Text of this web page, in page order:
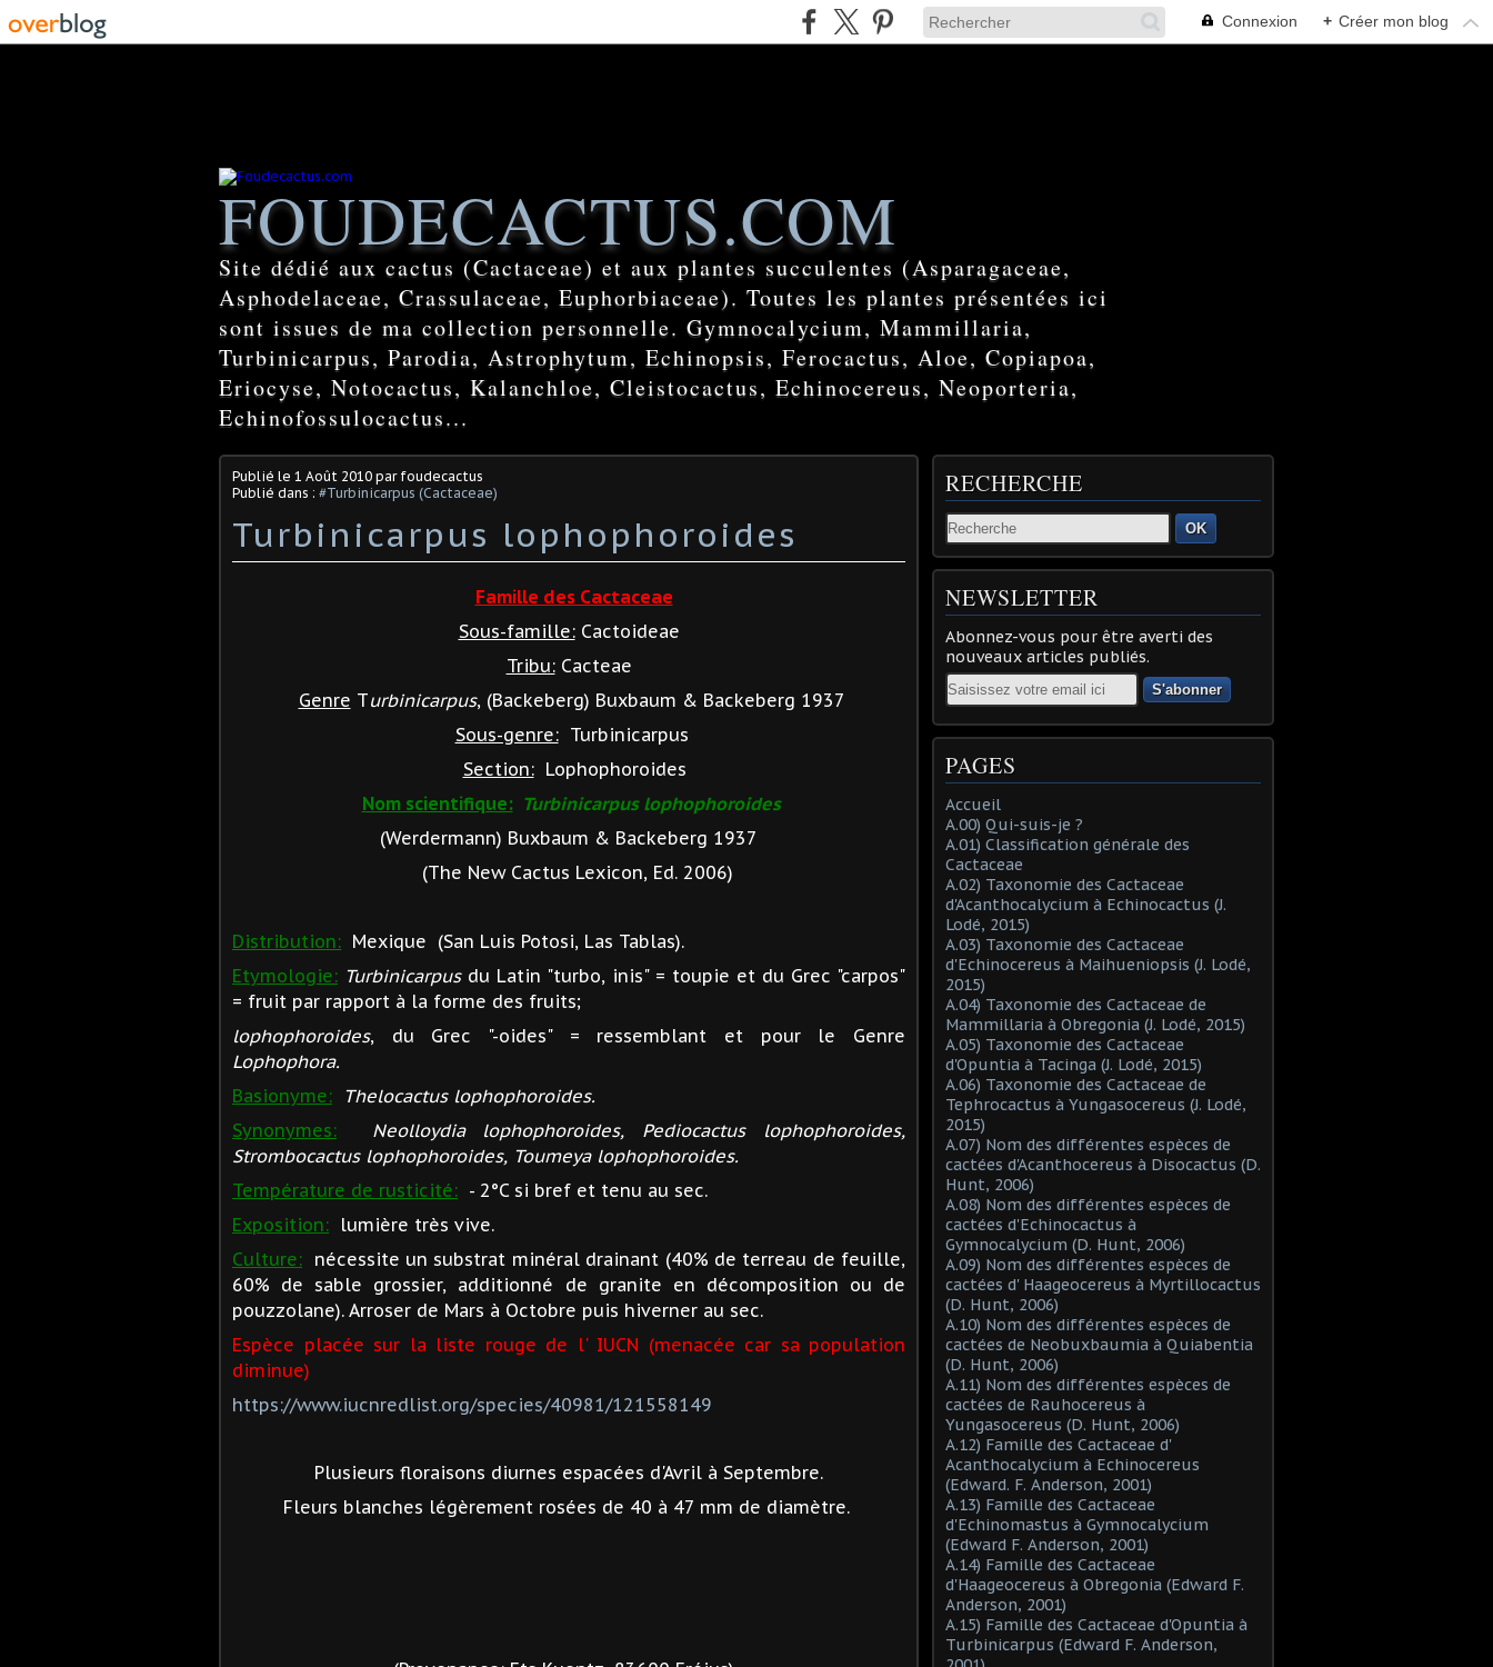
Connexion + Créer mon blog
FOUDECACTUS.COM
Site dédié aux cactus (Cactaceae) et aux plantes succulentes (Asparagaceae,
Asphodelaceae, Crassulaceae, Euphorbiaceae). Toutes les plantes présentées ici
sont issues de ma collection personnelle. Gymnocalycium, Mammillaria,
Turbinicarpus, Parodia, Astrophytum, Echinopsis, Ferocactus, Aloe, Copiapoa,
Eriocyse, Notocactus, Kalanchloe, Cleistocactus, Echinocereus, Neoporteria,
Echinofossulocactus...
Publié le 1 Août 2010 par foudecactus
Publié dans : #Turbinicarpus (Cactaceae)
Turbinicarpus lophophoroides
Famille des Cactaceae
Sous-famille:Cactoideae
Tribu:Cacteae
Genre Turbinicarpus, (Backeberg) Buxbaum & Backeberg 1937
Sous-genre:Turbinicarpus
Section:Lophophoroides
Nom scientifique: Turbinicarpus lophophoroides
(Werdermann) Buxbaum & Backeberg 1937
(The New Cactus Lexicon, Ed. 2006)
Distribution: Mexique (San Luis Potosi, Las Tablas).
Etymologie: Turbinicarpusdu Latin "turbo, inis" = toupie et du Grec "carpos"
= fruit par rapport à la forme des fruits;
lophophoroides, du Grec "-oides" = ressemblant et pour le Genre
Lophophora.
Basionyme:
Thelocactus lophophoroides.
Synonymes:
Neolloydia lophophoroides, Pediocactus lophophoroides,
Strombocactus lophophoroides, Toumeya lophophoroides.
Température de rusticité: - 2°C si bref et tenu au sec.
Exposition: lumière très vive.
Culture: nécessite un substrat minéral drainant (40% de terreau de feuille,
60% de sable grossier, additionné de granite en décomposition ou de
pouzzolane). Arroser de Mars à Octobre puis hiverner au sec.
Espèce placée sur la liste rouge de l' IUCN (menacée car sa population
diminue)
https://www.iucnredlist.org/species/40981/121558149
Plusieurs floraisons diurnes espacées d'Avril à Septembre.
Fleurs blanches légèrement rosées de 40 à 47 mm de diamètre.
RECHERCHE
OK
NEWSLETTER
Abonnez-vous pour être averti des
nouveaux articles publiés.
Email
PAGES
Accueil
A.00) Qui-suis-je ?
A.01) Classification générale des
Cactaceae
A.02) Taxonomie des Cactaceae
d'Acanthocalycium à Echinocactus (J.
Lodé, 2015)
A.03) Taxonomie des Cactaceae
d'Echinocereus à Maihueniopsis (J. Lodé,
2015)
A.04) Taxonomie des Cactaceae de
Mammillaria à Obregonia (J. Lodé, 2015)
A.05) Taxonomie des Cactaceae
d'Opuntia à Tacinga (J. Lodé, 2015)
A.06) Taxonomie des Cactaceae de
Tephrocactus à Yungasocereus (J. Lodé,
2015)
A.07) Nom des différentes espèces de
cactées d'Acanthocereus à Disocactus (D.
Hunt, 2006)
A.08) Nom des différentes espèces de
cactées d'Echinocactus à
Gymnocalycium (D. Hunt, 2006)
A.09) Nom des différentes espèces de
cactées d' Haageocereus à Myrtillocactus
(D. Hunt, 2006)
A.10) Nom des différentes espèces de
cactées de Neobuxbaumia à Quiabentia
(D. Hunt, 2006)
A.11) Nom des différentes espèces de
cactées de Rauhocereus à
Yungasocereus (D. Hunt, 2006)
A.12) Famille des Cactaceae d'
Acanthocalycium à Echinocereus
(Edward. F. Anderson, 2001)
A.13) Famille des Cactaceae
d'Echinomastus à Gymnocalycium
(Edward F. Anderson, 2001)
A.14) Famille des Cactaceae
d'Haageocereus à Obregonia (Edward F.
Anderson, 2001)
A.15) Famille des Cactaceae d'Opuntia à
Turbinicarpus (Edward F. Anderson,